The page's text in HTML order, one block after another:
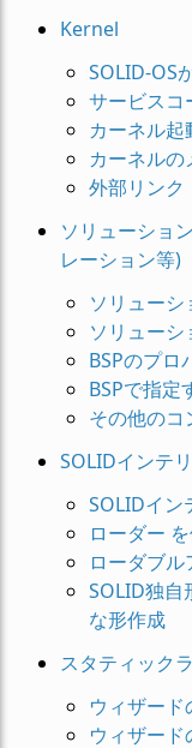
Kernel
SOLID-OS
サービスコ
カーネル
カーネルの
外部リンク
ソリューショ
レーション等)
ソリュー
ソリュー
BSPのプロ
BSPで指定
その他のコ
SOLIDインテ
SOLIDイン
ローダー
ローダブ
SOLID独自
な形作成
スタティック
ウィザード
ウィザード